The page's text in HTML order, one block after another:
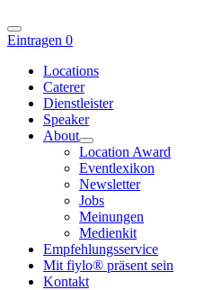
Eintragen 0
Locations
Caterer
Dienstleister
Speaker
About
Location Award
Eventlexikon
Newsletter
Jobs
Meinungen
Medienkit
Empfehlungsservice
Mit fiylo® präsent sein
Kontakt